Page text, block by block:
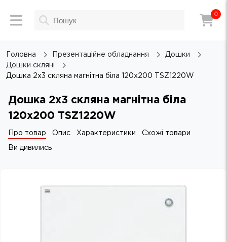
0
Головна Презентацiйне обладнання
Дошки
Дошки скляні
Дошка 2х3 скляна магнітна біла 120х200 TSZ1220W
Дошка 2х3 скляна магнітна біла
120х200 TSZ1220W
Про товар Опис Характеристики Схожі товари
Ви дивились